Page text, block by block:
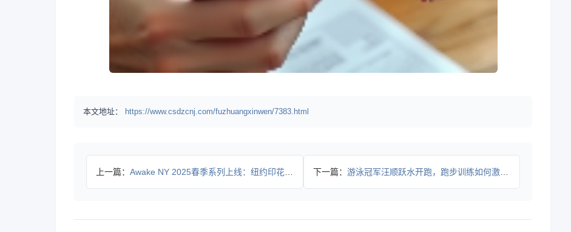
本文地址： https://www.csdzcnj.com/fuzhuangxinwen/7383.html
上一篇： Awake NY 2025春季系列上线：纽约印花+实穿设计如 下一篇： 游泳冠军汪顺跃水开跑，跑步训练如何激发无限潜能？